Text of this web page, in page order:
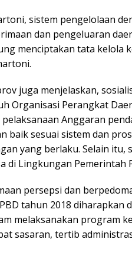
sistem pengelolaan
dan pengeluaran
menciptakan tata kelola
juga menjelaskan,
Organisasi Perangkat
Anggaran
baik sesuai sistem dan
yang berlaku. Selain itu,
di Lingkungan Pemerintah
persepsi dan
tahun 2018 diharapkan
melaksanakan program
sasaran, tertib